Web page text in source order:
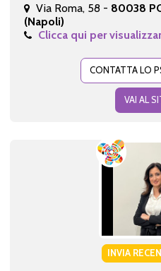
Via Roma, 58 - 80038
(Napoli)
Clicca qui per
CONTATTA LO
VAI AL
INVIA